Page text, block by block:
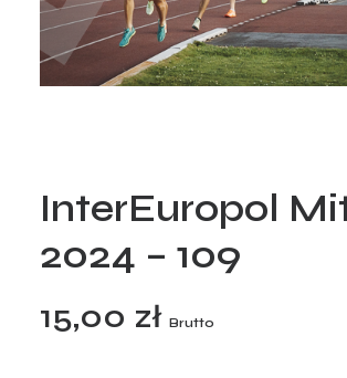
InterEuropol
2024 – 109
15,00 zł Brutto